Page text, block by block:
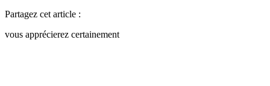
Partagez cet article :
vous apprécierez certainement